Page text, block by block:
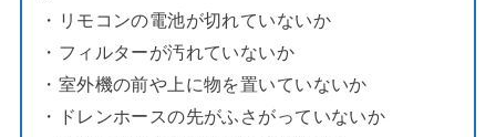
・リモコンの電池が切れていないか
・フィルターが汚れていないか
・室外機の前や上に物を置いていないか
・ドレンホースの先がふさがっていないか